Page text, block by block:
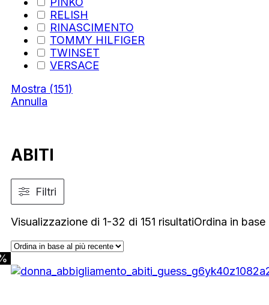
RELISH
RINASCIMENTO
TOMMY HILFIGER
TWINSET
VERSACE
Mostra (151)
Annulla
ABITI
Filtri
Visualizzazione di 1-32 di 151 risultatiOrdina in